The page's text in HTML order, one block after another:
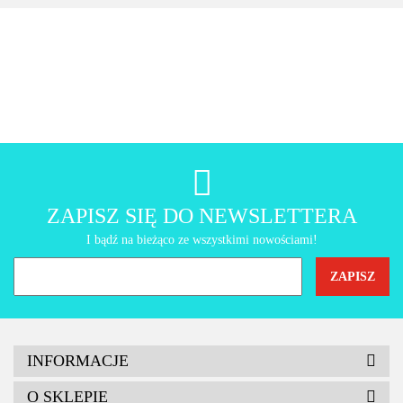
AMT Gastroguss
ZAPISZ SIĘ DO NEWSLETTERA
I bądź na bieżąco ze wszystkimi nowościami!
INFORMACJE
O SKLEPIE